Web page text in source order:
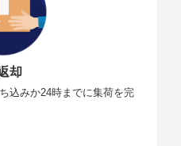
却
込みか24時までに集荷を完